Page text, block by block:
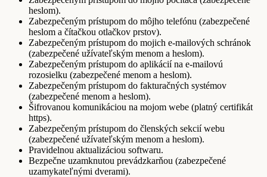
heslom).
Zabezpečeným prístupom do môjho telefónu (zabezpečené
heslom a čítačkou otlačkov prstov).
Zabezpečeným prístupom do mojich e-mailových schránok
(zabezpečené užívateľským menom a heslom).
Zabezpečeným prístupom do aplikácií na e-mailovú
rozosielku (zabezpečené menom a heslom).
Zabezpečeným prístupom do fakturačných systémov
(zabezpečené menom a heslom).
Šifrovanou komunikáciou na mojom webe (platný certifikát
https).
Zabezpečeným prístupom do členských sekcií webu
(zabezpečené užívateľským menom a heslom).
Pravidelnou aktualizáciou softwaru.
Bezpečne uzamknutou prevádzkarňou (zabezpečené
uzamykateľnými dverami).